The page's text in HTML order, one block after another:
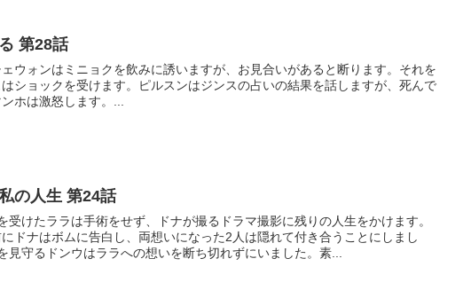
第28話
ウォンはミニョクを飲みに誘いますが、お見合いがあると断ります。それを
ショックを受けます。ピルスンはジンスの占いの結果を話しますが、死んで
ホは激怒します。...
の人生 第24話
受けたララは手術をせず、ドナが撮るドラマ撮影に残りの人生をかけます。
にドナはボムに告白し、両想いになった2人は隠れて付き合うことにしまし
見守るドンウはララへの想いを断ち切れずにいました。素...